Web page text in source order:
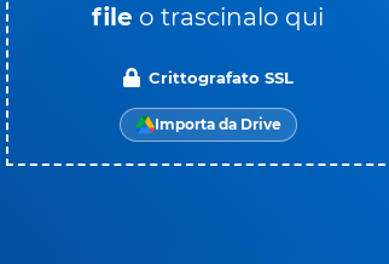
file o trascinalo qui
Crittografato SSL
Importa da Drive